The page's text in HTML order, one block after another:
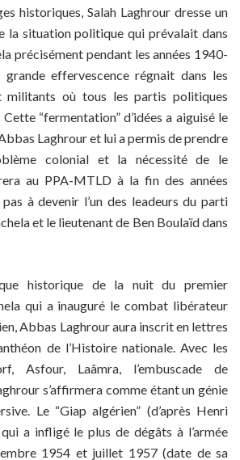
historiques, Salah Laghrour dresse un
la situation politique qui prévalait dans
précisément pendant les années 1940-
effervescence régnait dans les
militants où tous les partis politiques
“fermentation” d’idées a aiguisé le
Laghrour et lui a permis de prendre
colonial et la nécessité de le
au PPA-MTLD à la fin des années
à devenir l’un des leadeurs du parti
et le lieutenant de Ben Boulaïd dans
historique de la nuit du premier
qui a inauguré le combat libérateur
Abbas Laghrour aura inscrit en lettres
de l’Histoire nationale. Avec les
Asfour, Laâmra, l’embuscade de
s’affirmera comme étant un génie
Le “Giap algérien” (d’après Henri
a infligé le plus de dégâts à l’armée
1954 et juillet 1957 (date de sa